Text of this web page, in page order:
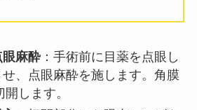
麻酔：手術前に目薬を点眼し
、点眼麻酔を施します。角膜
します。